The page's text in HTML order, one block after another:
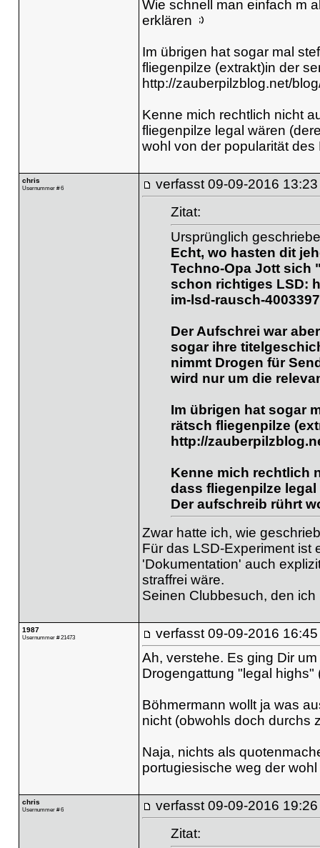
Wie schnell man einfach m
erklären
Im übrigen hat sogar mal
fliegenpilze (extrakt)in der
http://zauberpilzblog.net/
Kenne mich rechtlich nicht
fliegenpilze legal wären
wohl von der popularität des
chris
Usernummer # 6 verfasst 09-09-2016 13:23
Zitat:
Ursprünglich
Echt, wo hasten dit
Techno-Opa Jott sich
schon richtiges LSD:
im-lsd-rausch-
Der Aufschrei war
sogar ihre
nimmt Drogen für
wird nur um die
Im übrigen hat sogar
rätsch fliegenpilze
http://
Kenne mich rechtlich
dass fliegenpilze
Der aufschreib rührt
Zwar hatte ich, wie
Für das LSD-Experiment ist
'Dokumentation' auch
straffrei wäre.
Seinen Clubbesuch, den
1987
Usernummer # 21473 verfasst 09-09-2016 16:45
Ah, verstehe. Es ging Dir
Drogengattung "legal
Böhmermann wollt ja was
nicht (obwohls doch durchs
Naja, nichts als
portugiesische weg der
chris
Usernummer # 6 verfasst 09-09-2016 19:26
Zitat: